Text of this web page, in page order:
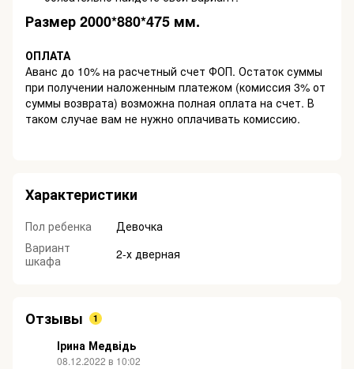
Размер 2000*880*475 мм.
ОПЛАТА
Аванс до 10% на расчетный счет ФОП. Остаток суммы
при получении наложенным платежом (комиссия 3% от
суммы возврата) возможна полная оплата на счет. В
таком случае вам не нужно оплачивать комиссию.
Характеристики
Пол ребенка
Девочка
Вариант
шкафа
2-х дверная
Отзывы 1
Ірина Медвідь
08.12.2022 в 10:02